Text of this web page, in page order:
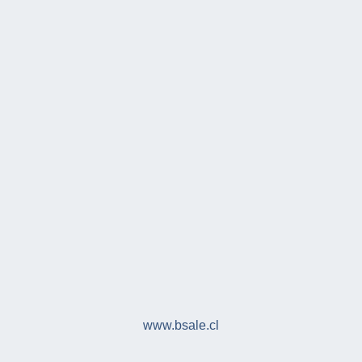
www.bsale.cl